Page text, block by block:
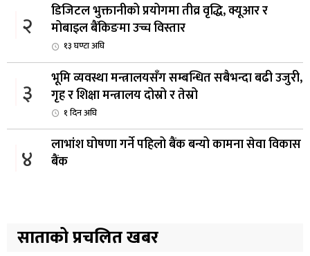
२
डिजिटल भुक्तानीको प्रयोगमा तीव्र वृद्धि, क्यूआर र
मोबाइल बैंकिङमा उच्च विस्तार
१३ घण्टा अघि
३
भूमि व्यवस्था मन्त्रालयसँग सम्बन्धित सबैभन्दा बढी उजुरी,
गृह र शिक्षा मन्त्रालय दोस्रो र तेस्रो
१ दिन अघि
४
लाभांश घोषणा गर्ने पहिलो बैंक बन्यो कामना सेवा विकास
बैंक
५
विरोध
२ दिन अघि
साताको प्रचलित खबर